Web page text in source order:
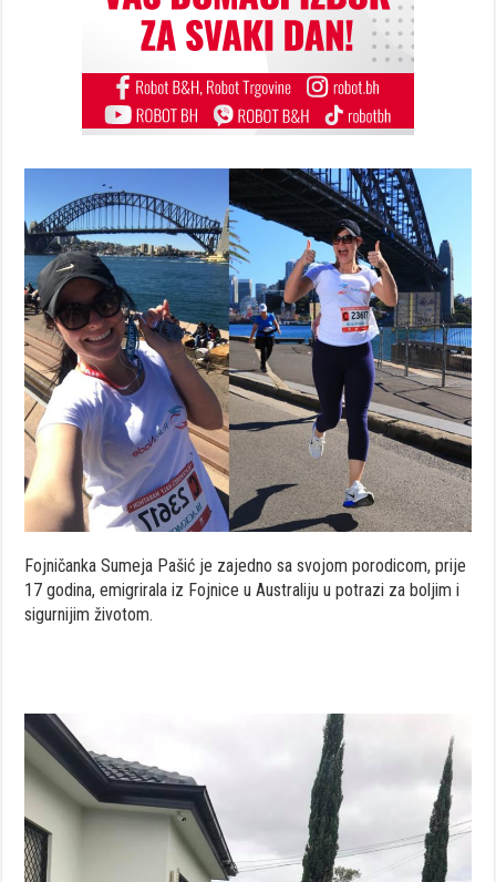
Fojničanka Sumeja Pašić je zajedno sa svojom porodicom, prije
17 godina, emigrirala iz Fojnice u Australiju u potrazi za boljim i
sigurnijim životom.